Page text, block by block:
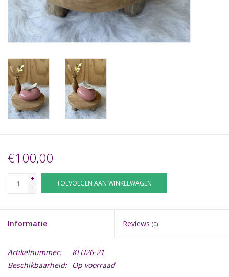
Samenwerking
Deutsch
Scandinavië
€100,00
+
-
TOEVOEGEN AAN WINKELWAGEN
Informatie Reviews (0)
Artikelnummer:
KLU26-21
Beschikbaarheid: Op voorraad